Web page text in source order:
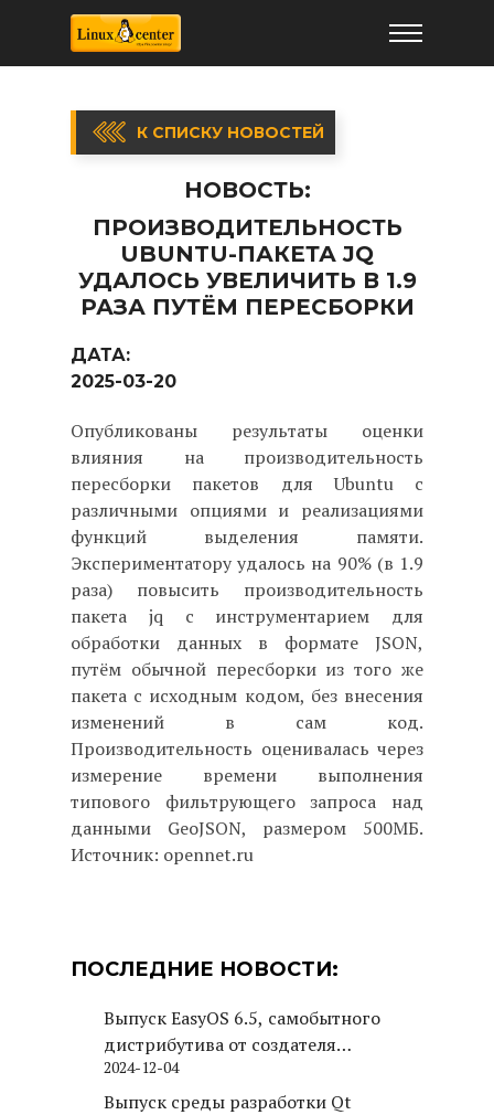
К СПИСКУ НОВОСТЕЙ
НОВОСТЬ:
ПРОИЗВОДИТЕЛЬНОСТЬ
UBUNTU-ПАКЕТА JQ
УДАЛОСЬ УВЕЛИЧИТЬ В 1.9
РАЗА ПУТЁМ ПЕРЕСБОРКИ
ДАТА:
2025-03-20
Опубликованы результаты оценки
влияния на производительность
пересборки пакетов для Ubuntu с
различными опциями и реализациями
функций выделения памяти.
Экспериментатору удалось на 90% (в 1.9
раза) повысить производительность
пакета jq с инструментарием для
обработки данных в формате JSON,
путём обычной пересборки из того же
пакета с исходным кодом, без внесения
изменений в сам код.
Производительность оценивалась через
измерение времени выполнения
типового фильтрующего запроса над
данными GeoJSON, размером 500МБ.
Источник: opennet.ru
ПОСЛЕДНИЕ НОВОСТИ:
Выпуск EasyOS 6.5, самобытного
дистрибутива от создателя
Puppy Linux
2024-12-04
Выпуск среды разработки Qt